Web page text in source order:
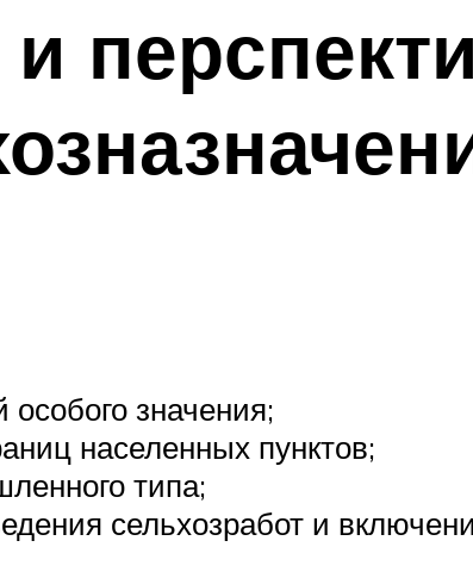
значения;
населенных пунктов;
типа;
сельхозработ и